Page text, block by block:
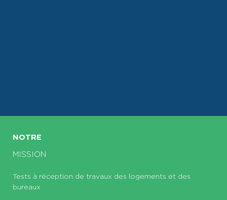
NOTRE
MISSION
Tests à réception de travaux des logements et des
bureaux